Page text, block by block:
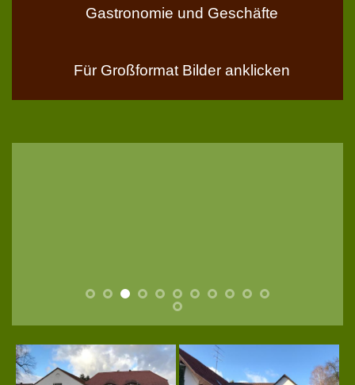
Gastronomie und Geschäfte
Für Großformat Bilder anklicken